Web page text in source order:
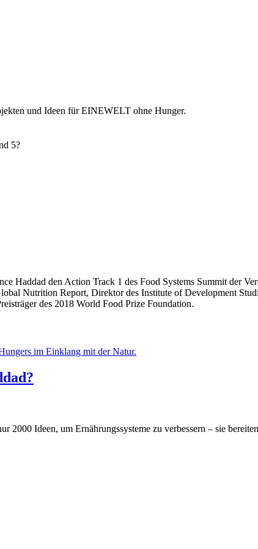
und Ideen für EINEWELT ohne Hunger.
5?
Haddad den Action Track 1 des Food Systems Summit der
Nutrition Report, Direktor des Institute of Development
des 2018 World Food Prize Foundation.
2000 Ideen, um Ernährungssysteme zu verbessern – sie